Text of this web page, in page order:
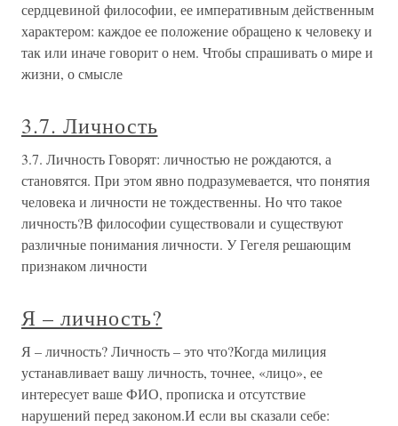
сердцевиной философии, ее императивным действенным
характером: каждое ее положение обращено к человеку и
так или иначе говорит о нем. Чтобы спрашивать о мире и
жизни, о смысле
3.7. Личность
3.7. Личность Говорят: личностью не рождаются, а
становятся. При этом явно подразумевается, что понятия
человека и личности не тождественны. Но что такое
личность?В философии существовали и существуют
различные понимания личности. У Гегеля решающим
признаком личности
Я – личность?
Я – личность? Личность – это что?Когда милиция
устанавливает вашу личность, точнее, «лицо», ее
интересует ваше ФИО, прописка и отсутствие
нарушений перед законом.И если вы сказали себе: